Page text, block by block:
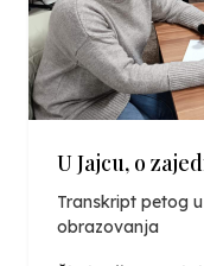
U Jajcu, o
Transkript petog
obrazovanja